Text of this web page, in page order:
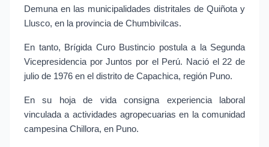
Demuna en las municipalidades distritales de Quiñota y
Llusco, en la provincia de Chumbivilcas.
En tanto, Brígida Curo Bustincio postula a la Segunda
Vicepresidencia por Juntos por el Perú. Nació el 22 de
julio de 1976 en el distrito de Capachica, región Puno.
En su hoja de vida consigna experiencia laboral
vinculada a actividades agropecuarias en la comunidad
campesina Chillora, en Puno.